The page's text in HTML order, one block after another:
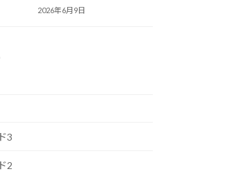
2026年6月9日
3
2